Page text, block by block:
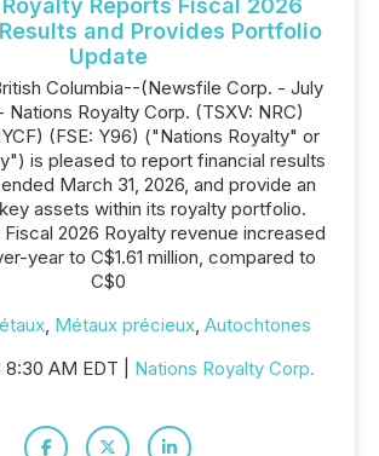
Reports Fiscal 2026
and Provides Portfolio
Update
Columbia--(Newsfile Corp. - July
Nations Royalty Corp. (TSXV: NRC)
(FSE: Y96) ("Nations Royalty" or
is pleased to report financial results
March 31, 2026, and provide an
assets within its royalty portfolio.
2026 Royalty revenue increased
year to C$1.61 million, compared to
C$0
, Métaux précieux, Autochtones
AM EDT | Nations Royalty Corp.